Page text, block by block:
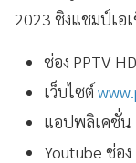
2023 ชิงแชมป์เอ
ช่อง PPTV
เว็บไซต์
แอปพลิเคชั่น
Youtube ช่อง